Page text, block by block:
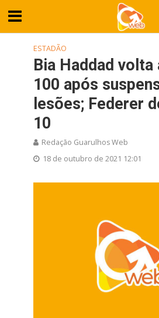
ESTADÃO
Bia Haddad volta
100 após
lesões; Federer
10
Redação Guarulhos Web
18 de outubro de 2021 12:01